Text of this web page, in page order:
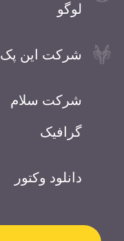
لوگو
شرکت این پک
شرکت سلام
گرافیک
دانلود وکتور